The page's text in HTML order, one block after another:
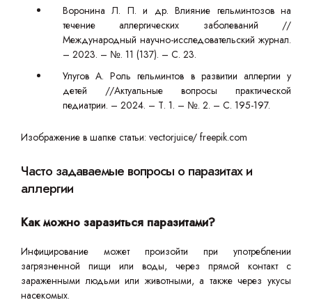
Воронина Л. П. и др. Влияние гельминтозов на
течение аллергических заболеваний //
Международный научно-исследовательский журнал.
– 2023. – №. 11 (137). – С. 23.
Улугов А. Роль гельминтов в развитии аллергии у
детей //Актуальные вопросы практической
педиатрии. – 2024. – Т. 1. – №. 2. – С. 195-197.
Изображение в шапке статьи: vectorjuice/ freepik.com
Часто задаваемые вопросы о паразитах и
аллергии
Как можно заразиться паразитами?
Инфицирование может произойти при употреблении
загрязненной пищи или воды, через прямой контакт с
зараженными людьми или животными, а также через укусы
насекомых.